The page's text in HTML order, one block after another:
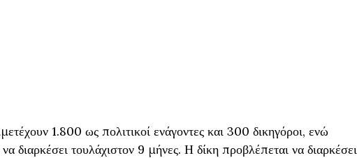
1.800 ως πολιτικοί ενάγοντες και 300 δικηγόροι, ενώ
διαρκέσει τουλάχιστον 9 μήνες. Η δίκη προβλέπεται να διαρκέσει